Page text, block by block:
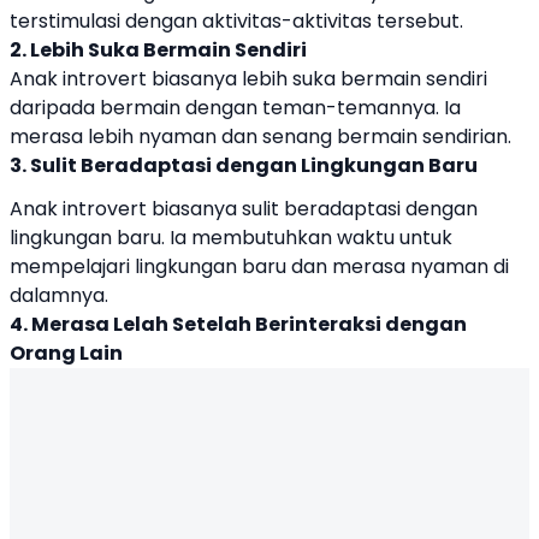
terstimulasi dengan aktivitas-aktivitas tersebut.
2. Lebih Suka Bermain Sendiri
Anak introvert biasanya lebih suka bermain sendiri
daripada bermain dengan teman-temannya. Ia
merasa lebih nyaman dan senang bermain sendirian.
3. Sulit Beradaptasi dengan Lingkungan Baru
Anak introvert biasanya sulit beradaptasi dengan
lingkungan baru. Ia membutuhkan waktu untuk
mempelajari lingkungan baru dan merasa nyaman di
dalamnya.
4. Merasa Lelah Setelah Berinteraksi dengan
Orang Lain